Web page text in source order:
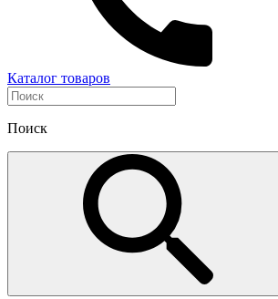
Каталог товаров
Поиск